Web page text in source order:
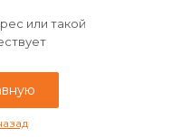
или такой